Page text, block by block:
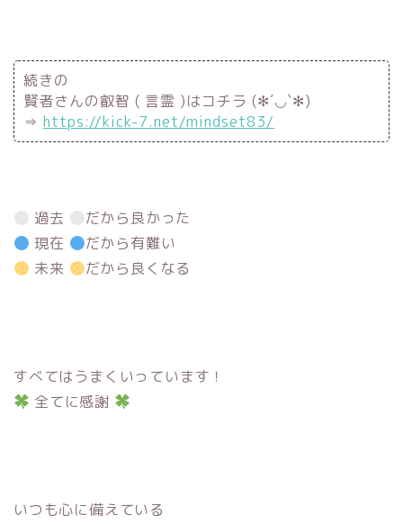
続きの
賢者さんの叡智 ( 言霊 )はコチラ (✻´◡`✻)
⇒ https://kick-7.net/mindset83/
過去
だから良かった
現在
だから有難い
未来
だから良くなる
すべてはうまくいっています！
全てに感謝
いつも心に備えている